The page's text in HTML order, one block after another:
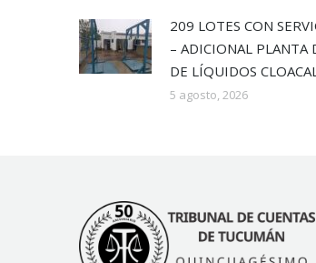
209 LOTES CON
– ADICIONAL PLANTA
DE LÍQUIDOS
5 agosto, 2026